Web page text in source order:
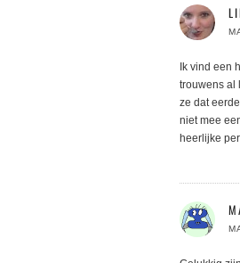
Ik vind een
trouwens al
ze dat
niet mee
heerlijke